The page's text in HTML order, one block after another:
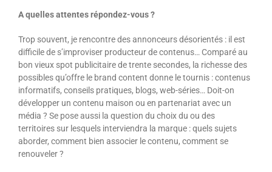
A quelles attentes répondez-vous ?
Trop souvent, je rencontre des annonceurs désorientés : il est
difficile de s’improviser producteur de contenus… Comparé au
bon vieux spot publicitaire de trente secondes, la richesse des
possibles qu’offre le brand content donne le tournis : contenus
informatifs, conseils pratiques, blogs, web-séries… Doit-on
développer un contenu maison ou en partenariat avec un
média ? Se pose aussi la question du choix du ou des
territoires sur lesquels interviendra la marque : quels sujets
aborder, comment bien associer le contenu, comment se
renouveler ?